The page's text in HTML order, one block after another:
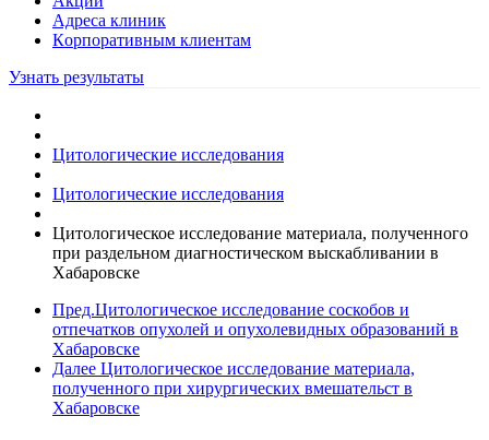
Адреса клиник
Кoрпоративным клиентам
Узнать результаты
Цитологические исследования
Цитологические исследования
Цитологическое исследование материала, полученного
при раздельном диагностическом выскабливании в
Хабаровске
Пред.Цитологическое исследование соскобов и
отпечатков опухолей и опухолевидных образований в
Хабаровске
Далее Цитологическое исследование материала,
полученного при хирургических вмешательст в
Хабаровске